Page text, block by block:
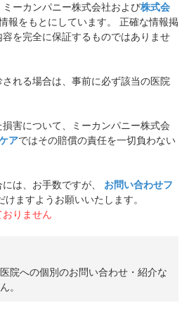
ーカンパニー株式会社および株式会
報をもとにしています。 正確な情報掲
を完全に保証するものではありませ
れる場合は、事前に必ず該当の医院
害について、ミーカンパニー株式会
アではその賠償の責任を一切負わない
は、お手数ですが、
お問い合わせフ
ますようお願いいたします。
りません
院への個別のお問い合わせ・紹介な
。